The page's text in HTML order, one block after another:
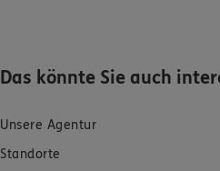
Das könnte Sie auch
Unsere Agentur
Standorte